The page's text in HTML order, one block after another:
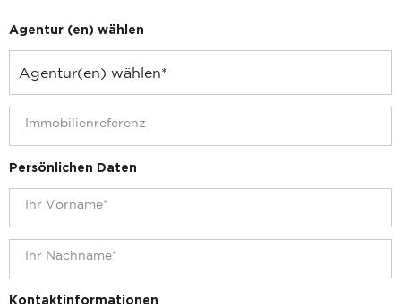
Agentur (en) wählen
Persönlichen Daten
Kontaktinformationen